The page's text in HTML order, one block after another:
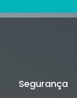
Segurança